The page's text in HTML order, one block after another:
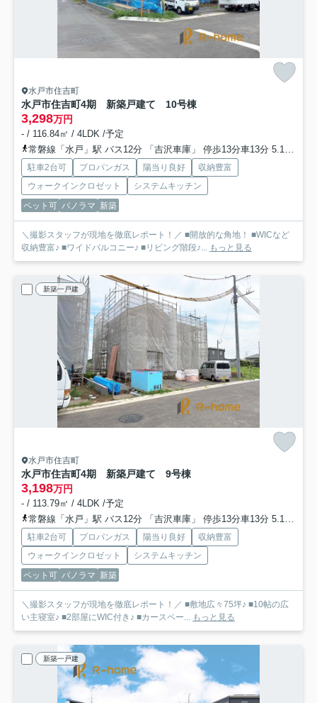
水戸市住吉町
水戸市住吉町4期 新築戸建て 10号棟
3,298万円
- / 116.84㎡ / 4LDK /予定
常磐線「水戸」駅 バス12分 「吉沢車庫」 停歩13分車13分 5.1km
駐車2台可 プロパンガス 陽当り良好
収納豊富
ウォークインクロゼット
システムキッチン
ペット可 パノラマ 新築
＼撮影スタッフが現地を徹底レポート！／ ■開放的な角地！ ■WICなど
収納豊富♪ ■ワイドバルコニー♪ ■リビング階段♪... もっと見る
新築一戸建
水戸市住吉町
水戸市住吉町4期 新築戸建て 9号棟
3,198万円
- / 113.79㎡ / 4LDK /予定
常磐線「水戸」駅 バス12分 「吉沢車庫」 停歩13分車13分 5.1km
駐車2台可 プロパンガス 陽当り良好
収納豊富
ウォークインクロゼット
システムキッチン
ペット可 パノラマ 新築
＼撮影スタッフが現地を徹底レポート！／ ■敷地広々75坪♪ ■10帖の広
い主寝室♪ ■2部屋にWIC付き♪ ■カースペー... もっと見る
新築一戸建